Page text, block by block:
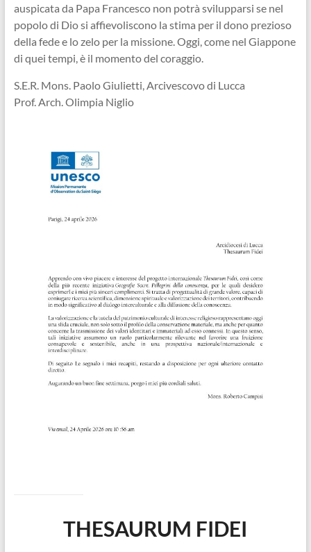
auspicata da Papa Francesco non potrà svilupparsi se nel
popolo di Dio si affievoliscono la stima per il dono prezioso
della fede e lo zelo per la missione. Oggi, come nel Giappone
di quei tempi, è il momento del coraggio.
S.E.R. Mons. Paolo Giulietti, Arcivescovo di Lucca
Prof. Arch. Olimpia Niglio
THESAURUM FIDEI